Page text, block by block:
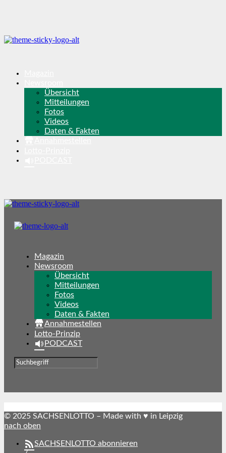
Übersicht
Mitteilungen
Fotos
Videos
Daten & Fakten
Magazin
Newsroom
Übersicht
Mitteilungen
Fotos
Videos
Daten & Fakten
Annahmestellen
Lotto-Prinzip
PODCAST
© 2025 SACHSENLOTTO – Made with ♥ in Leipzig
nach oben
SACHSENLOTTO abonnieren